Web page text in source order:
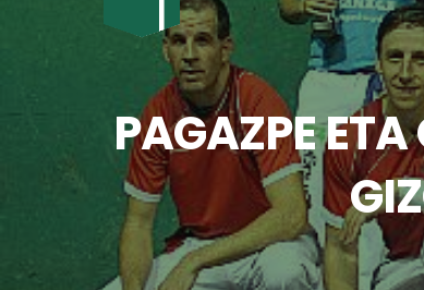
PAGAZPE